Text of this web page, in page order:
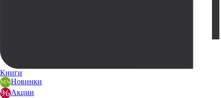
Книги
Новинки
Акции